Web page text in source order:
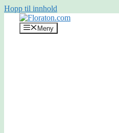
Hopp til innhold
Meny